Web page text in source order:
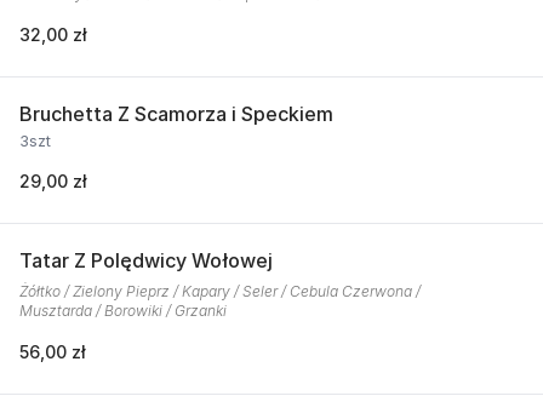
32,00 zł
Bruchetta Z Scamorza i Speckiem
3szt
29,00 zł
Tatar Z Polędwicy Wołowej
Żółtko / Zielony Pieprz / Kapary / Seler / Cebula Czerwona /
Musztarda / Borowiki / Grzanki
56,00 zł